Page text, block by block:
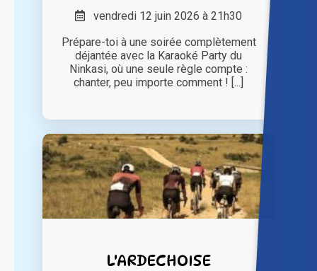
vendredi 12 juin 2026 à 21h30
Prépare-toi à une soirée complètement
déjantée avec la Karaoké Party du
Ninkasi, où une seule règle compte :
chanter, peu importe comment ! [...]
L'ARDECHOISE